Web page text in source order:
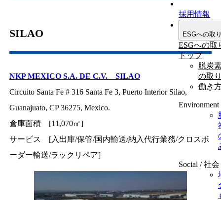
採用情報
ESGへの取
ESGへの取
トップ
脱炭
の取
働き
Social / 社会
SILAO
NKP MEXICO S.A. DE C.V. SILAO
Circuito Santa Fe # 316 Santa Fe 3, Puerto Interior Silao,
Guanajuato, CP 36275, Mexico.
倉庫面積 [11,070㎡]
サービス [入出庫/保管/国内輸送/納入代行業務/クロスボ
ーダー輸送/ラックリペア]